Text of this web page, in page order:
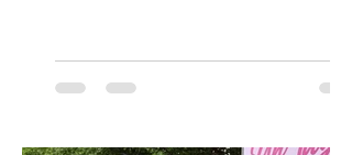
escenario del Teatro CA660 para
protagonizar una velada extraordinaria